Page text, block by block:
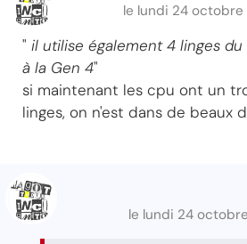
le lundi 24
" il utilise également 4 linges du
à la Gen 4"
si maintenant les cpu ont un
linges, on n'est dans de beaux
le lundi 24